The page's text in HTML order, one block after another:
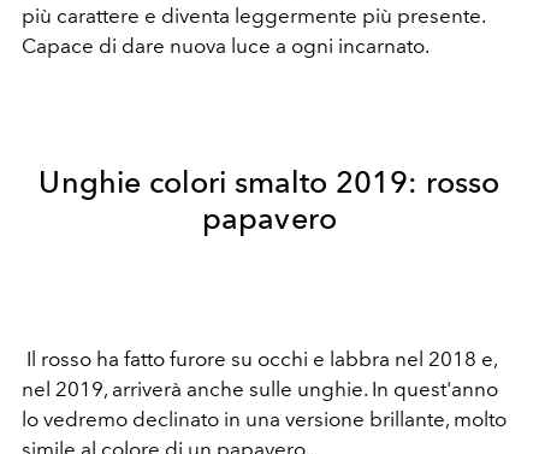
più carattere e diventa leggermente più presente.
Capace di dare nuova luce a ogni incarnato.
Unghie colori smalto 2019: rosso
papavero
Il rosso ha fatto furore su occhi e labbra nel 2018 e,
nel 2019, arriverà anche sulle unghie. In quest'anno
lo vedremo declinato in una versione brillante, molto
simile al colore di un papavero.